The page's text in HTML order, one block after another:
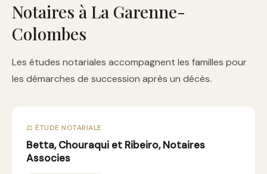
Notaires à La Garenne-
Colombes
Les études notariales accompagnent les familles pour
les démarches de succession après un décès.
⚖️ ÉTUDE NOTARIALE
Betta, Chouraqui et Ribeiro, Notaires
Associes